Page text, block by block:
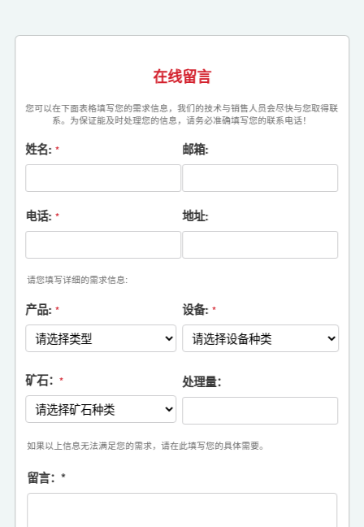
在线留言
您可以在下面表格填写您的需求信息，我们的技术与销售人员会尽快与您取得联
系。为保证能及时处理您的信息，请务必准确填写您的联系电话！
姓名: * 邮箱:
电话: * 地址:
请您填写详细的需求信息:
产品: * 设备: *
矿石： * 处理量：
如果以上信息无法满足您的需求，请在此填写您的具体需要。
留言：*